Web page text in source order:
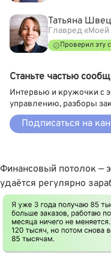
Финансовый потолок —
удаëтся регулярно
Татьяна
Главред «Моей
Проверил эту
Станьте частью
Интервью и кружочки с
управлению, разборы
Подписаться на